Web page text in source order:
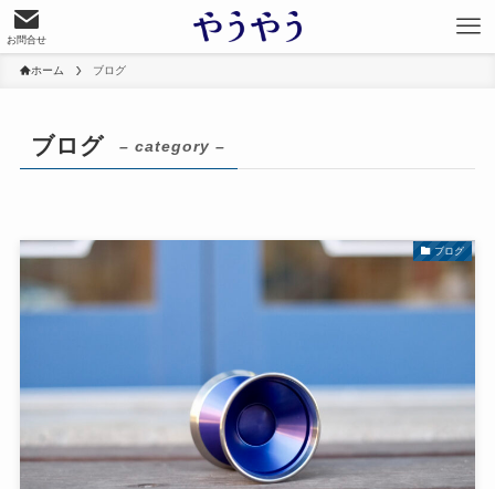
お問合せ
ホーム ブログ
ブログ – category –
ブログ